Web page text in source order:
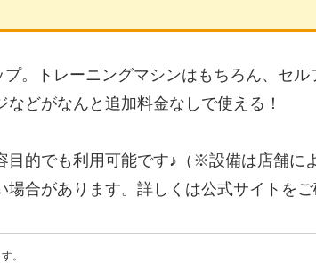
。トレーニングマシンはもちろん、セル
などがなんと追加料金なしで使える！
目的でも利用可能です♪（※設備は店舗に
合があります。詳しくは公式サイトをご
。